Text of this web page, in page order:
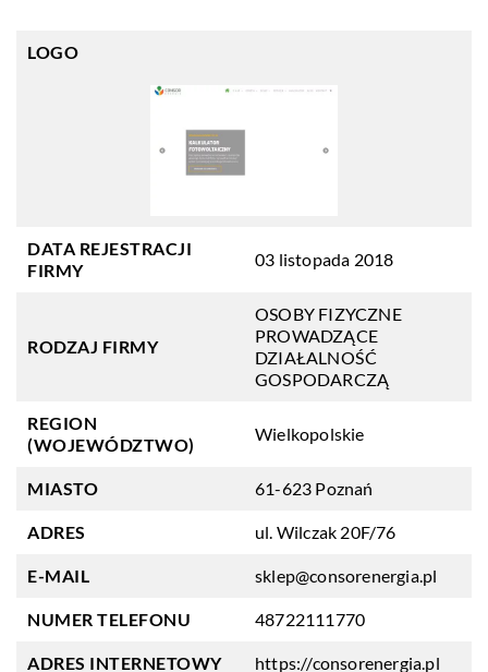
LOGO
DATA REJESTRACJI
FIRMY
03 listopada 2018
RODZAJ FIRMY
OSOBY FIZYCZNE
PROWADZĄCE
DZIAŁALNOŚĆ
GOSPODARCZĄ
REGION
(WOJEWÓDZTWO)
Wielkopolskie
MIASTO 61-623 Poznań
ADRES ul. Wilczak 20F/76
E-MAIL sklep@consorenergia.pl
NUMER TELEFONU 48722111770
ADRES INTERNETOWY https://consorenergia.pl